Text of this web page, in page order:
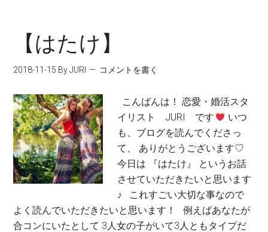
【はたけ】
2018-11-15 By JURI コメントを書く
こんばんは！ 恋愛・婚活スタ
イリスト JURI です
いつ
も、ブログを読んでくださっ
て、 ありがとうございます♡
今日は 『はたけ』 というお話
させていただきたいと思います
♪ これすごい大切な事なので
よく読んでいただきたいと思います！ 例えばあなたが
合コンにいたとして 3人女の子がいて3人ともタイプだ